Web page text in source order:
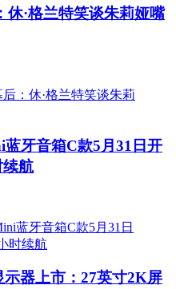
·格兰特笑谈朱莉娅嘴
牙音箱C款5月31日开
续航
器上市：27英寸2K屏